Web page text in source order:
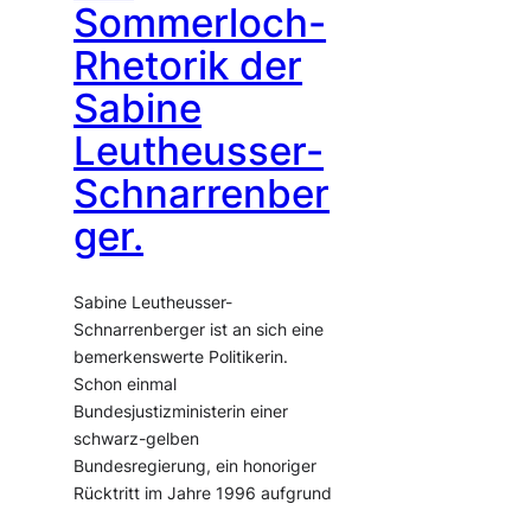
Sommerloch-
Rhetorik der
Sabine
Leutheusser-
Schnarrenber
ger.
Sabine Leutheusser-
Schnarrenberger ist an sich eine
bemerkenswerte Politikerin.
Schon einmal
Bundesjustizministerin einer
schwarz-gelben
Bundesregierung, ein honoriger
Rücktritt im Jahre 1996 aufgrund